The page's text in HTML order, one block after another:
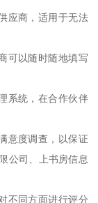
应商，适用于无法
可以随时随地填写
系统，在合作伙伴
意度调查，以保证
公司、上书房信息
不同方面进行评分